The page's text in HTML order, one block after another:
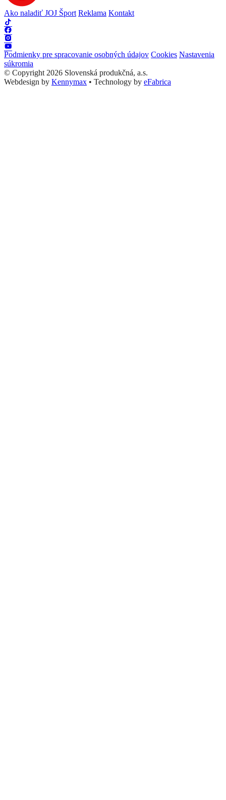
Ako naladiť JOJ Šport Reklama Kontakt
Podmienky pre spracovanie osobných údajov Cookies Nastavenia
súkromia
© Copyright 2026 Slovenská produkčná, a.s.
Webdesign by Kennymax • Technology by eFabrica